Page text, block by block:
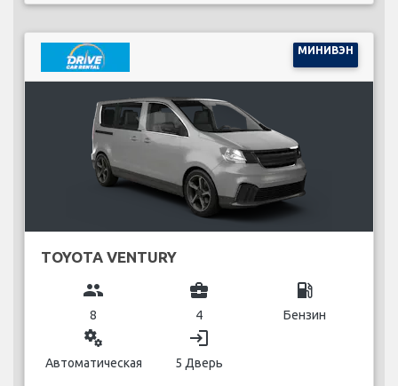
МИНИВЭН
TOYOTA VENTURY
group
8
business_center
4
local_gas_station
Бензин
miscellaneous_services
Автоматическая
login
5 Дверь